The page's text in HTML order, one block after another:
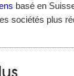
basé en
sociétés plus